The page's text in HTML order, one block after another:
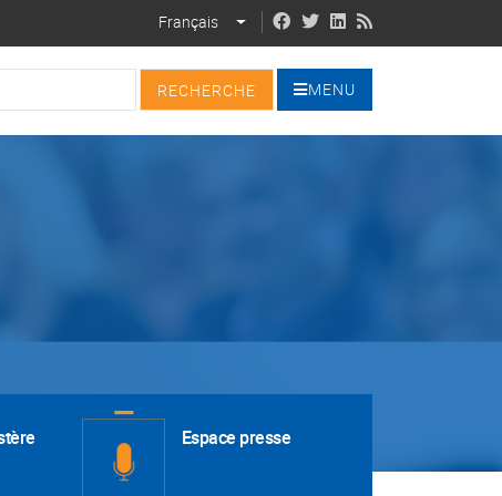
Français LIST ADDITIONAL ACTIONS
MENU
Espace presse